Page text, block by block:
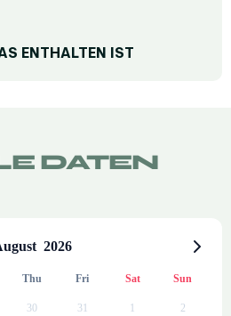
ENTHALTEN IST
DATEN
2026
Thu Fri Sat Sun
30 31 1 2